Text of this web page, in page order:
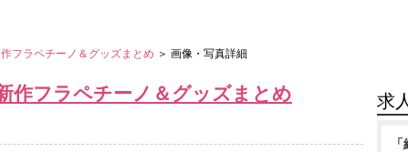
フラペチーノ＆グッズまとめ ＞ 画像・写真詳細
作フラペチーノ＆グッズまとめ 求